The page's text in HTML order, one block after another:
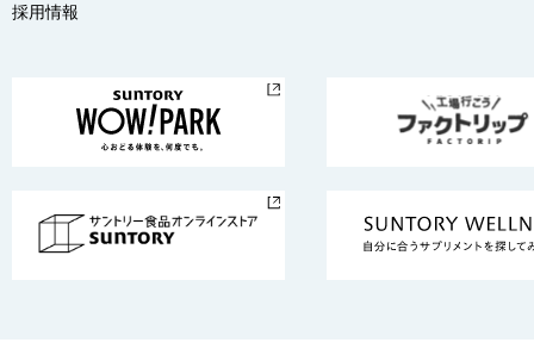
採用情報